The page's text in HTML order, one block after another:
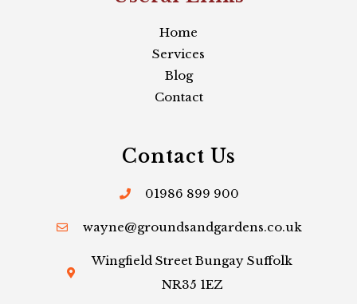
Home
Services
Blog
Contact
Contact Us
01986 899 900
wayne@groundsandgardens.co.uk
Wingfield Street Bungay Suffolk
NR35 1EZ